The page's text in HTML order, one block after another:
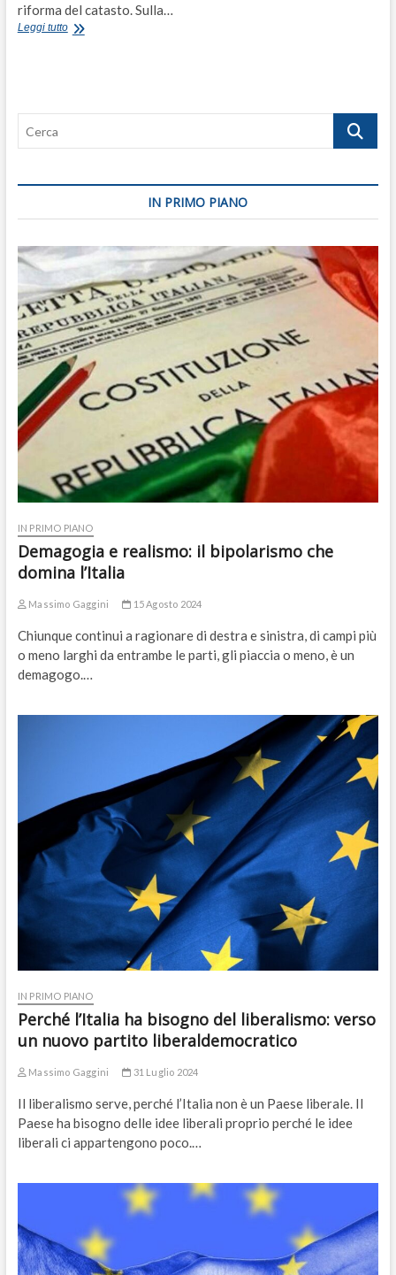
riforma del catasto. Sulla…
Leggi tuttoSalvinomics,
Cerca
IN PRIMO PIANO
IN PRIMO PIANO
Demagogia e realismo: il bipolarismo che
domina l’Italia
Massimo Gaggini 15 Agosto 2024
Chiunque continui a ragionare di destra e sinistra, di campi più
o meno larghi da entrambe le parti, gli piaccia o meno, è un
demagogo.…
IN PRIMO PIANO
Perché l’Italia ha bisogno del liberalismo: verso
un nuovo partito liberaldemocratico
Massimo Gaggini 31 Luglio 2024
Il liberalismo serve, perché l’Italia non è un Paese liberale. Il
Paese ha bisogno delle idee liberali proprio perché le idee
liberali ci appartengono poco.…